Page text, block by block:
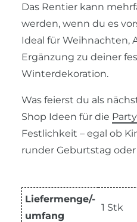
Das Rentier kann
werden, wenn du es
Ideal für Weihnachten,
Ergänzung zu deiner
Winterdekoration.
Was feierst du als
Shop Ideen für die
Festlichkeit – egal ob
runder Geburtstag
Liefermenge/-
umfang
1 Stk